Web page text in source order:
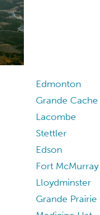
Edmonton
Grande Cache
Lacombe
Stettler
Edson
Fort McMurray
Lloydminster
Grande Prairie